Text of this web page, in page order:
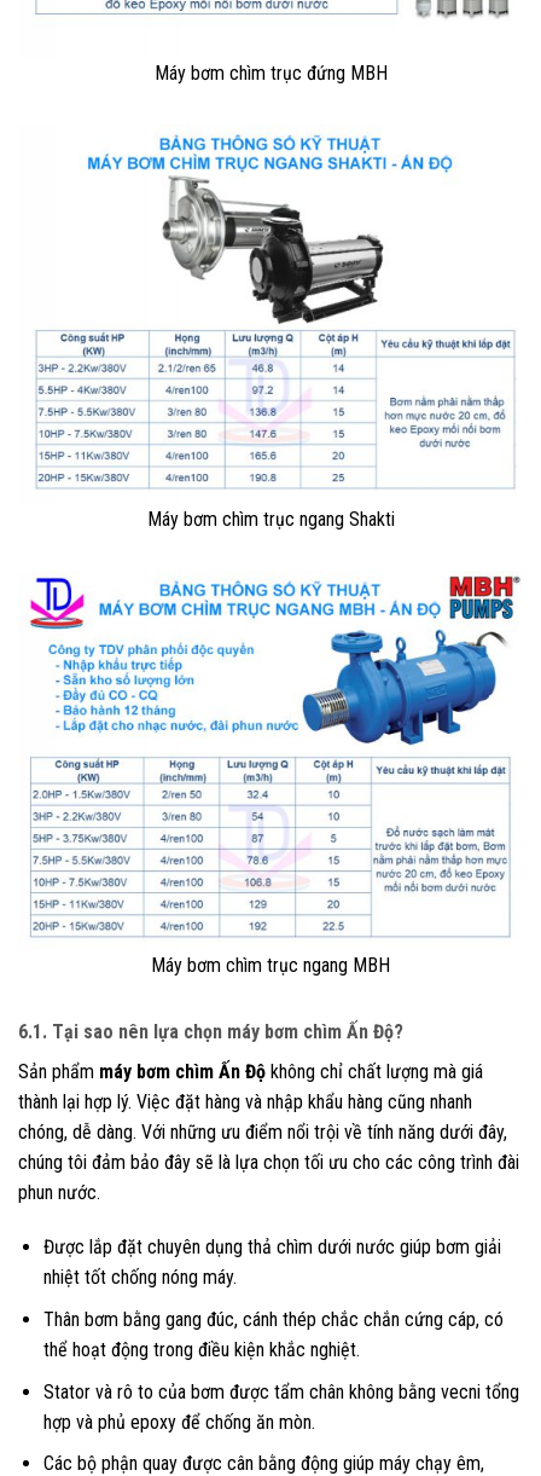
Máy bơm chìm trục đứng MBH
Máy bơm chìm trục ngang Shakti
Máy bơm chìm trục ngang MBH
6.1. Tại sao nên lựa chọn máy bơm chìm Ấn Độ?
Sản phẩm máy bơm chìm Ấn Độ không chỉ chất lượng mà giá
thành lại hợp lý. Việc đặt hàng và nhập khẩu hàng cũng nhanh
chóng, dễ dàng. Với những ưu điểm nổi trội về tính năng dưới đây,
chúng tôi đảm bảo đây sẽ là lựa chọn tối ưu cho các công trình đài
phun nước.
Được lắp đặt chuyên dụng thả chìm dưới nước giúp bơm giải
nhiệt tốt chống nóng máy.
Thân bơm bằng gang đúc, cánh thép chắc chắn cứng cáp, có
thể hoạt động trong điều kiện khắc nghiệt.
Stator và rô to của bơm được tẩm chân không bằng vecni tổng
hợp và phủ epoxy để chống ăn mòn.
Các bộ phận quay được cân bằng động giúp máy chạy êm,